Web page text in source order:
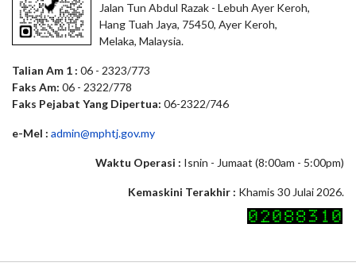
Jalan Tun Abdul Razak - Lebuh Ayer Keroh,
Hang Tuah Jaya, 75450, Ayer Keroh,
Melaka, Malaysia.
Talian Am 1 : 06 - 2323/773
Faks Am: 06 - 2322/778
Faks Pejabat Yang Dipertua: 06-2322/746
e-Mel : admin@mphtj.gov.my
Waktu Operasi : Isnin - Jumaat (8:00am - 5:00pm)
Kemaskini Terakhir : Khamis 30 Julai 2026.